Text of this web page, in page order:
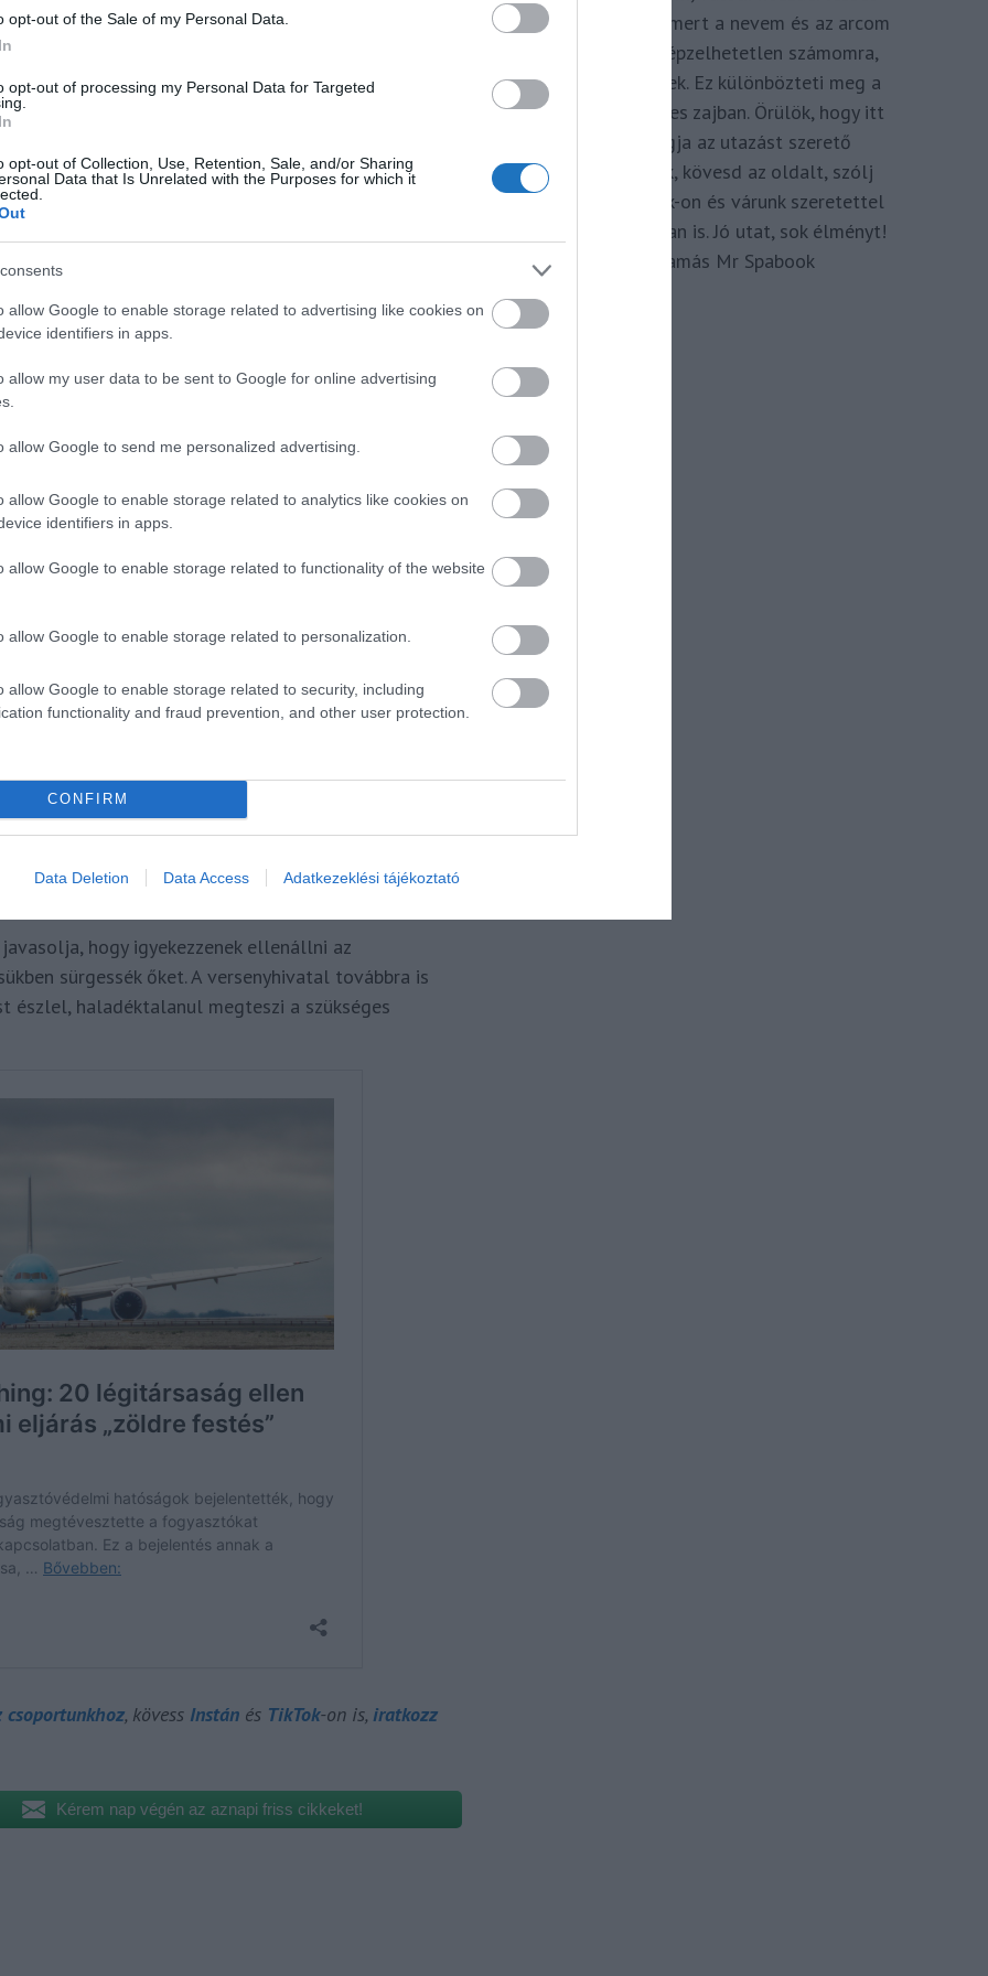
opt-out of the Sale of my Personal Data.
opt-out of processing my Personal Data for Targeted
opt-out of Collection, Use, Retention, Sale, and/or Sharing
Data that Is Unrelated with the Purposes for which it
allow Google to enable storage related to advertising like cookies on
identifiers in apps.
allow my user data to be sent to Google for online advertising
allow Google to send me personalized advertising.
allow Google to enable storage related to analytics like cookies on
identifiers in apps.
allow Google to enable storage related to functionality of the website
allow Google to enable storage related to personalization.
allow Google to enable storage related to security, including
functionality and fraud prevention, and other user protection.
CONFIRM
Data Deletion Data Access Adatkezeklési tájékoztató
eljárást, ha
kereskedelmi gyakorlatot folytat és
például nagyszámú fogyasztót érint
óta kiemelten figyeli a légitársaságok
ezen a területen. Több eljárás jelenleg is
2024 januárjábana Wizz Airrel szemben
el az utasok elől.
gyakorlatában vizsgálja a
megvizsgálta, hogy a Magyarországon elérhető
– honlapjai, illetve a hazánkban népszerű jegyár-
sötét mintázatokat
felületek, amelyek észrevétlenül késztetik
A GVH gyorselemzése számos problémát tárt
Ezek alapján azt javasolja az érintett
gyakorlatokat,
jelenítsék meg az egyes választási
hogy azok átláthatók és könnyen
hogy igyekezzenek ellenállni az
sürgessék őket. A versenyhivatal továbbra is
haladéktalanul megteszi a szükséges
csoportunkhoz, kövess Instán és TikTok-on is, iratkozz
Kérem nap végén az aznapi friss cikkeket!
megkomponálva, mert a nevem és az arcom
adom hozzá. Elképzelhetetlen számomra,
hogy ne így tegyek. Ez különbözteti meg a
Spabook-ot a netes zajban. Örülök, hogy itt
vagy, légy tagja az utazást szerető
Közösségünknek, kövesd az oldalt, szólj
hozzá a Facebook-on és várunk szeretettel
zárt csoportunkban is. Jó utat, sok élményt!
Kassay Tamás Mr Spabook